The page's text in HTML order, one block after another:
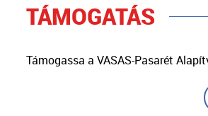
TÁMOGATÁS
Támogassa a VASAS-Pasarét